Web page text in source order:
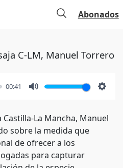
Abonados
C-LM, Manuel Torrero
00:41
La Mancha, Manuel
sobre la medida que
de ofrecer a los
para capturar